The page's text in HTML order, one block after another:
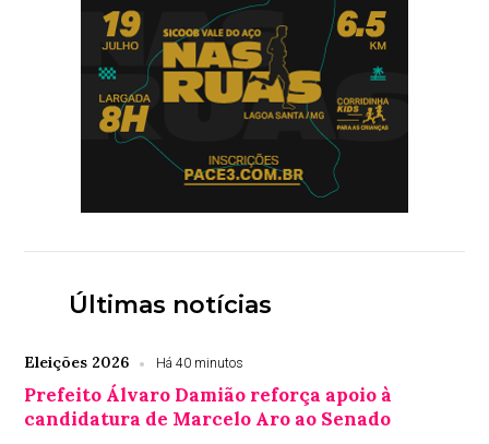
Últimas notícias
Eleições 2026 Há 40 minutos
Prefeito Álvaro Damião reforça apoio à
candidatura de Marcelo Aro ao Senado